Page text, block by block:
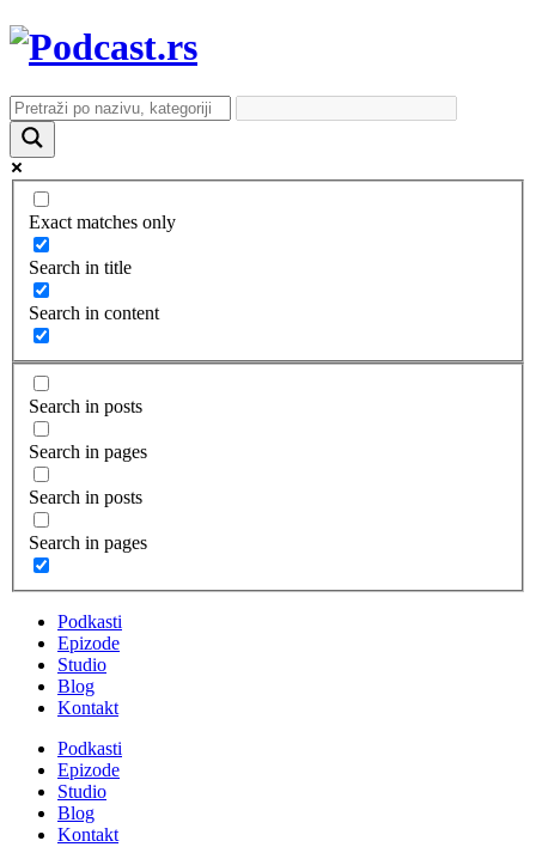
Exact matches only
Search in title
Search in content
Search in posts
Search in pages
Search in posts
Search in pages
Podkasti
Epizode
Studio
Blog
Kontakt
Podkasti
Epizode
Studio
Blog
Kontakt